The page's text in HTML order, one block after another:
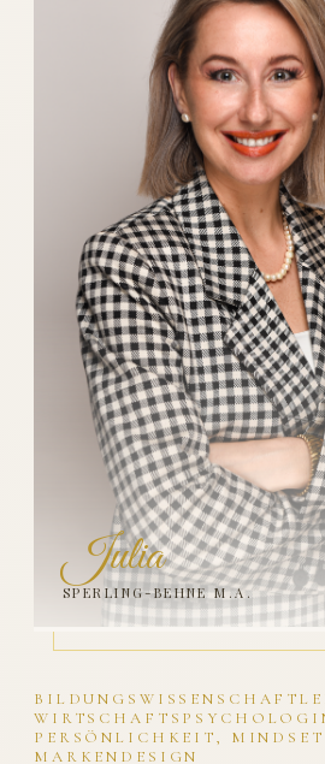
PERSÖNLICHKEIT,
MARKENDESIGN
Julia
SPERLING-BEHNE M.A.